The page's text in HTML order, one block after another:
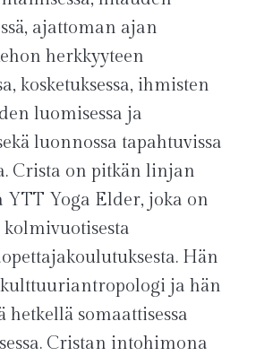
ajattoman ajan
herkkyyteen
kosketuksessa, ihmisten
luomisessa ja
luonnossa tapahtuvissa
Crista on pitkän linjan
YTT Yoga Elder, joka on
Hän
ja hän
hetkellä somaattisessa
Cristan intohimona